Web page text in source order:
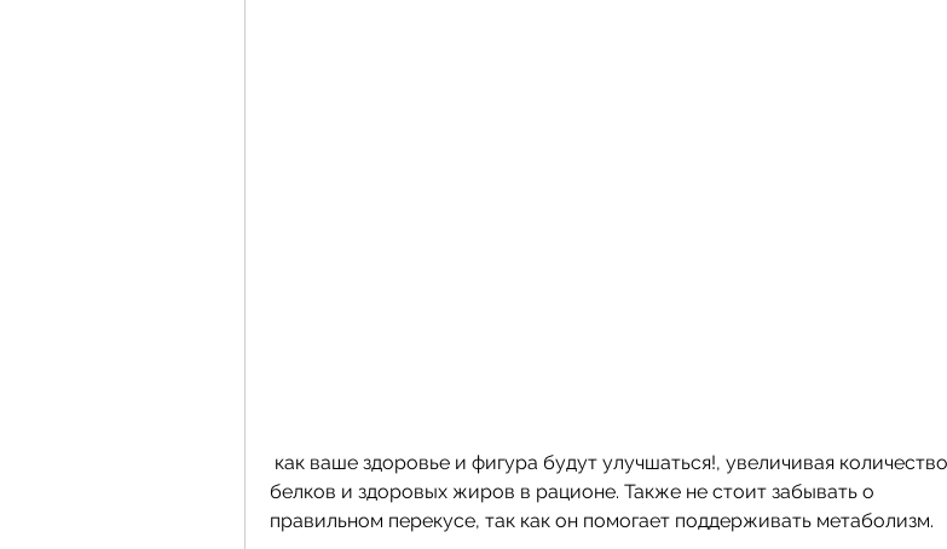
белков и здоровых жиров в рационе. Также не стоит забывать о
правильном перекусе, так как он помогает поддерживать метаболизм.